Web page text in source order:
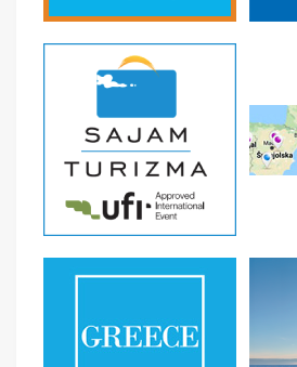
jedno od najlepših zdanja u blizini
Palazzo Comunale, Palazzo del
Palazzo Tarugi… Slobodno vreme do
Noćna vožnja preko Slovenije i
usputnim zadržavanjima radi odmora
formalnosti.
6. DAN BEOGRAD
Očekivani dolazak u Beograd u
07.11. - 12.11.2025.
NAPOMENE O CENI
U CENU JE UKLJUČENO